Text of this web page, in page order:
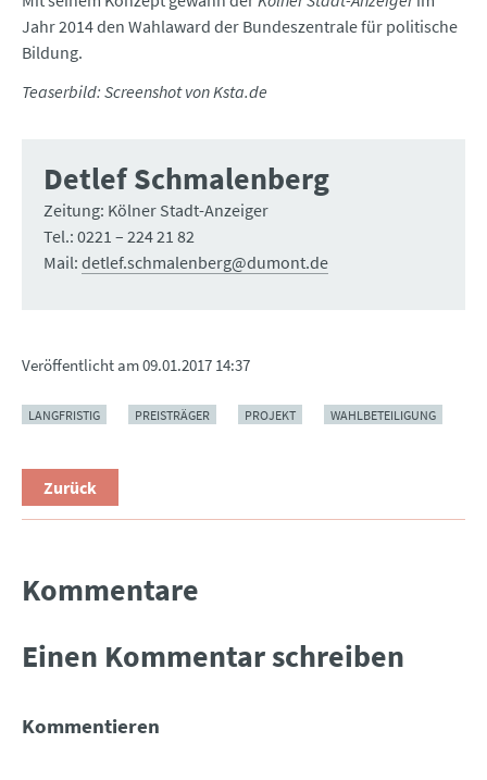
Jahr 2014 den Wahlaward der Bundeszentrale für politische
Bildung.
Teaserbild: Screenshot von Ksta.de
Detlef Schmalenberg
Zeitung: Kölner Stadt-Anzeiger
Tel.: 0221 – 224 21 82
Mail: detlef.schmalenberg@dumont.de
Veröffentlicht am09.01.2017 14:37
LANGFRISTIG PREISTRÄGER PROJEKT WAHLBETEILIGUNG
Zurück
Kommentare
Einen Kommentar schreiben
Kommentieren